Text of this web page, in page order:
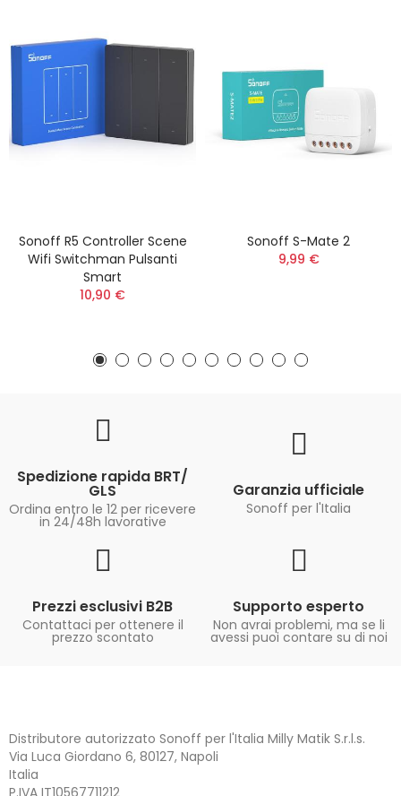
Sonoff R5 Controller Scene
Wifi Switchman Pulsanti
Smart
10,90 €
Sonoff S-Mate 2
9,99 €
Spedizione rapida BRT/
GLS
Ordina entro le 12 per ricevere
in 24/48h lavorative
Garanzia ufficiale
Sonoff per l'Italia
Prezzi esclusivi B2B
Contattaci per ottenere il
prezzo scontato
Supporto esperto
Non avrai problemi, ma se li
avessi puoi contare su di noi
Distributore autorizzato Sonoff per l'Italia Milly Matik S.r.l.s.
Via Luca Giordano 6, 80127, Napoli
Italia
P.IVA IT10567711212